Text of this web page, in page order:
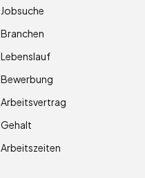
Jobsuche
Branchen
Lebenslauf
Bewerbung
Arbeitsvertrag
Gehalt
Arbeitszeiten